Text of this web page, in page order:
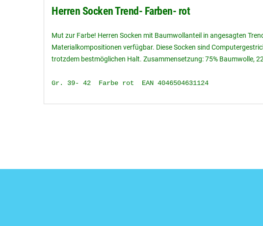
Herren Socken Trend- Farben- rot
Mut zur Farbe! Herren Socken mit Baumwollanteil in angesagten
Materialkompositionen verfügbar. Diese Socken sind
trotzdem bestmöglichen Halt. Zusammensetzung: 75% Baumwolle,
Gr. 39- 42 Farbe rot EAN 4046504631124